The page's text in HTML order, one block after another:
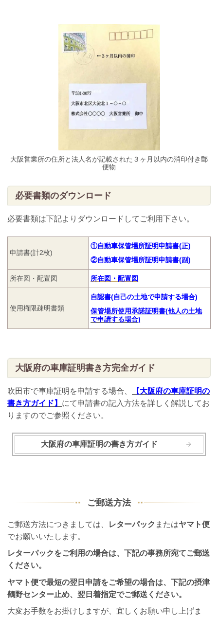
大阪営業所の住所と法人名が記載された３ヶ月以内の消印付き郵
便物
必要書類のダウンロード
必要書類は下記よりダウンロードしてご利用下さい。
申請書(計2枚)
①自動車保管場所証明申請書(正)
②自動車保管場所証明申請書(副)
所在図・配置図 所在図・配置図
使用権限疎明書類
自認書(自己の土地で申請する場合)
保管場所使用承諾証明書(他人の土地
で申請する場合)
大阪府の車庫証明書き方完全ガイド
吹田市で車庫証明を申請する場合、
【大阪府の車庫証明の
書き方ガイド】 にて申請書の記入方法を詳しく解説してお
りますのでご参照ください。
大阪府の車庫証明の書き方ガイド
ご郵送方法
ご郵送方法につきましては、 レターパック またはヤマト便
でお願いいたします。
レターパックをご利用の場合は、下記の事務所宛てご郵送
ください。
ヤマト便で最短の翌日申請をご希望の場合は、下記の摂津
鶴野センター止め、翌日着指定でご郵送ください。
大変お手数をお掛けしますが、宜しくお願い申し上げま